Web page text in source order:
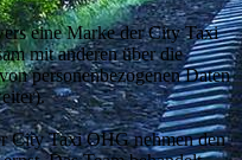
eine Marke der City Taxi
mit anderen über die
personenbezogenen Daten
City Taxi OHG nehmen den